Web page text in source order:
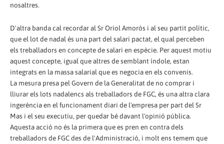
nosaltres.
D'altra banda cal recordar al Sr Oriol Amorós i al seu partit polític,
que el lot de nadal és una part del salari pactat, el qual perceben
els treballadors en concepte de salari en espècie. Per aquest motiu
aquest concepte, igual que altres de semblant índole, estan
integrats en la massa salarial que es negocia en els convenis.
La mesura presa pel Govern de la Generalitat de no comprar i
lliurar els lots nadalencs als treballadors de FGC, és una altra clara
ingerència en el funcionament diari de l'empresa per part del Sr
Mas i el seu executiu, per quedar bé davant l'opinió pública.
Aquesta acció no és la primera que es pren en contra dels
treballadors de FGC des de l'Administració, i molt ens temem que